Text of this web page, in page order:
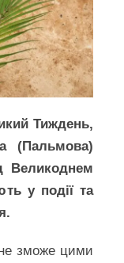
Тиждень,
(Пальмова)
Великоднем
у події та
зможе цими